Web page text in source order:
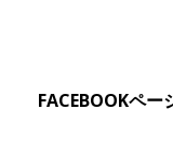
FACEBOOKペー